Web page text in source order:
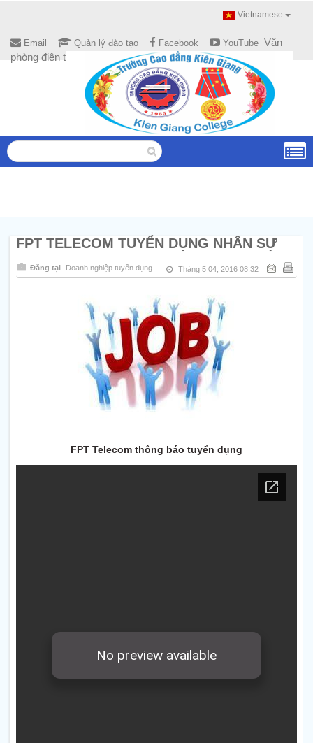
Vietnamese
Email Quản lý đào tạo Facebook YouTube Văn
phòng điện tử
FPT TELECOM TUYỂN DỤNG NHÂN SỰ
Đăng tại Doanh nghiệp tuyển dụng Tháng 5 04, 2016 08:32
FPT Telecom thông báo tuyển dụng